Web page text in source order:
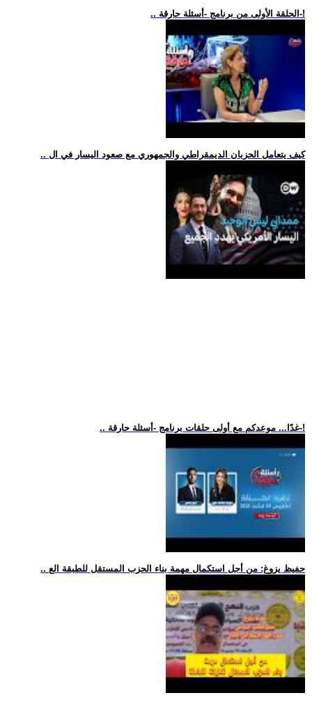
.. الحلقة الأولى من برنامج -أسئلة حارقة-!
.. كيف يتعامل الحزبان الديمقراطي والجمهوري مع صعود اليسار في ال
.. غدًا... موعدكم مع أولى حلقات برنامج -أسئلة حارقة-!
.. حفيظ يزوغ: من أجل استكمال مهمة بناء الحزب المستقل للطبقة الع